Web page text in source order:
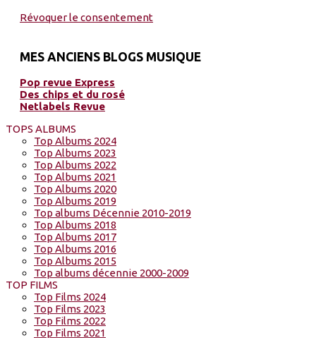
Révoquer le consentement
MES ANCIENS BLOGS MUSIQUE
Pop revue Express
Des chips et du rosé
Netlabels Revue
TOPS ALBUMS
Top Albums 2024
Top Albums 2023
Top Albums 2022
Top Albums 2021
Top Albums 2020
Top Albums 2019
Top albums Décennie 2010-2019
Top Albums 2018
Top Albums 2017
Top Albums 2016
Top Albums 2015
Top albums décennie 2000-2009
TOP FILMS
Top Films 2024
Top Films 2023
Top Films 2022
Top Films 2021